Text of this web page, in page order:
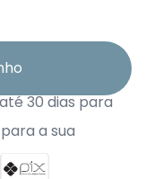
30 dias para
a sua